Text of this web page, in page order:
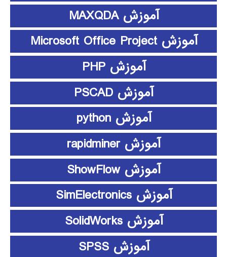
آموزش MAXQDA
آموزش Microsoft Office Project
آموزش PHP
آموزش PSCAD
آموزش python
آموزش rapidminer
آموزش ShowFlow
آموزش SimElectronics
آموزش SolidWorks
آموزش SPSS